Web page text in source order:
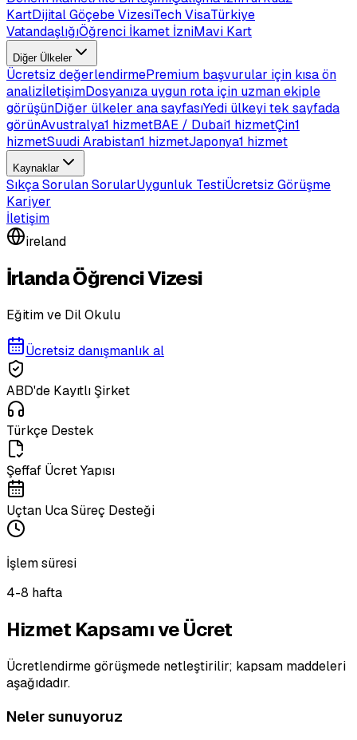
KartDijital Göçebe VizesiTech VisaTürkiye
VatandaşlığıÖğrenci İkamet İzniMavi Kart
Diğer Ülkeler
Ücretsiz değerlendirmePremium başvurular için kısa ön
analizİletişimDosyanıza uygun rota için uzman ekiple
görüşünDiğer ülkeler ana sayfasıYedi ülkeyi tek sayfada
görünAvustralya1 hizmetBAE / Dubai1 hizmetÇin1
hizmetSuudi Arabistan1 hizmetJaponya1 hizmet
Kaynaklar
Sıkça Sorulan SorularUygunluk TestiÜcretsiz Görüşme
Kariyer
İletişim
ireland
İrlanda Öğrenci Vizesi
Eğitim ve Dil Okulu
Ücretsiz danışmanlık al
ABD'de Kayıtlı Şirket
Türkçe Destek
Şeffaf Ücret Yapısı
Uçtan Uca Süreç Desteği
İşlem süresi
4-8 hafta
Hizmet Kapsamı ve Ücret
Ücretlendirme görüşmede netleştirilir; kapsam maddeleri
aşağıdadır.
Neler sunuyoruz